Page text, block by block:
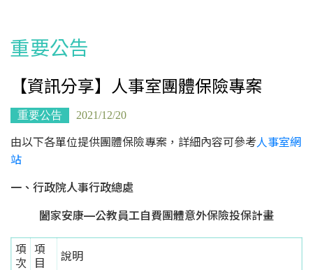
重要公告
【資訊分享】人事室團體保險專案
重要公告 2021/12/20
由以下各單位提供團體保險專案，詳細內容可參考人事室網
站
一、行政院人事行政總處
闔家安康—公教員工自費團體意外保險投保計畫
項
次
項
目
說明